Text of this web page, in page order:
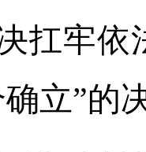
扛牢依
立”的